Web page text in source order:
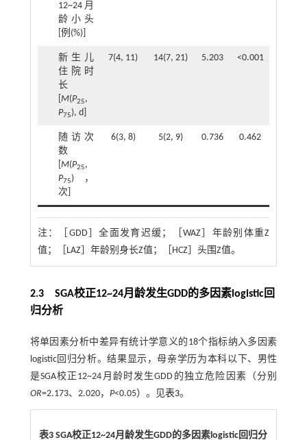
12~24月
龄小头
[例(%)]
新生儿
住院时
长
M(P25,
P75), d]
7(4, 11) 14(7, 21) 5.203 <0.001
随访次
数
M(P25,
P75)，
次]
6(3, 8) 5(2, 9) 0.736 0.462
注：
［GDD］全面发育迟缓；［WAZ］年龄别体重Z
值；［LAZ］年龄别身长Z值；［HCZ］头围Z值。
2.3 SGA校正12~24月龄发生GDD的多因素logistic回
归分析
将单因素分析中差异有统计学意义的18个指标纳入多因素
logistic回归分析。结果显示，母亲学历为本科以下、男性
是SGA校正12~24月龄时发生GDD的独立危险因素（分别
OR=2.173、2.020， P<0.05）。见表3。
表3 SGA校正12~24月龄发生GDD的多因素logistic回归分